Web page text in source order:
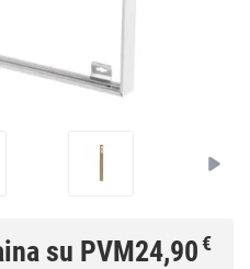
su PVM24,90€